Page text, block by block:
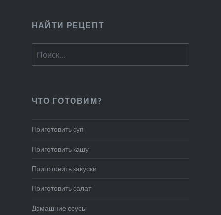
НАЙТИ РЕЦЕПТ
ЧТО ГОТОВИМ?
Приготовить суп
Приготовить кашу
Приготовить закуски
Приготовить салат
Домашние соусы